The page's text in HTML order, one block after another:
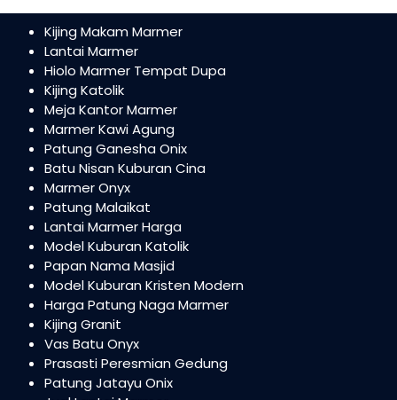
Kijing Makam Marmer
Lantai Marmer
Hiolo Marmer Tempat Dupa
Kijing Katolik
Meja Kantor Marmer
Marmer Kawi Agung
Patung Ganesha Onix
Batu Nisan Kuburan Cina
Marmer Onyx
Patung Malaikat
Lantai Marmer Harga
Model Kuburan Katolik
Papan Nama Masjid
Model Kuburan Kristen Modern
Harga Patung Naga Marmer
Kijing Granit
Vas Batu Onyx
Prasasti Peresmian Gedung
Patung Jatayu Onix